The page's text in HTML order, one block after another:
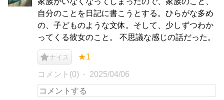
自分のことを日記に書こうとする。ひらがな多め
の、子どものような文体。そして、少しずつわか
ってくる彼女のこと。 不思議な感じの話だった。
ナイス ★1
コメント(0) 2025/04/06